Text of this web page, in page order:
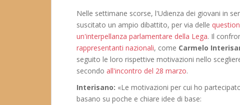
Nelle settimane scorse, l'Udienza dei giovani in
suscitato un ampio dibattito, per via delle
un'interpellanza parlamentare della Lega. Il
rappresentanti nazionali, come Carmelo
seguito le loro rispettive motivazioni nello
secondo all'incontro del 28 marzo.
Interisano: «Le motivazioni per cui ho
basano su poche e chiare idee di base: